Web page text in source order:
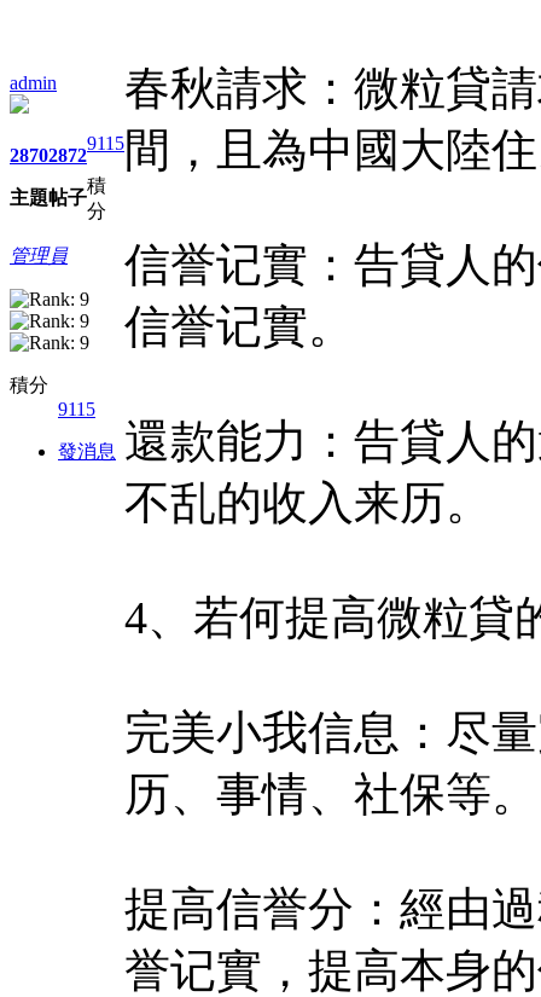
admin
2870
主題
2872
帖子
9115
積
分
管理員
積分
9115
發消息
春秋請求：微粒貸
間，且為中國大陸
信誉记實：告貸人
信誉记實。
還款能力：告貸人
不乱的收入来历。
4、若何提高微粒貸
完美小我信息：尽
历、事情、社保等。
提高信誉分：經由
誉记實，提高本身